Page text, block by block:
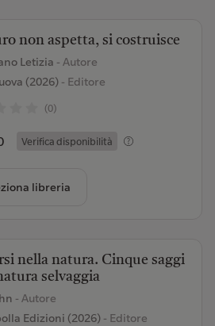
non aspetta, si costruisce
Letizia - Autore
(2026)- Editore
(0)
Verifica disponibilità
libreria
nella natura. Cinque saggi
selvaggia
- Autore
Edizioni (2026)- Editore